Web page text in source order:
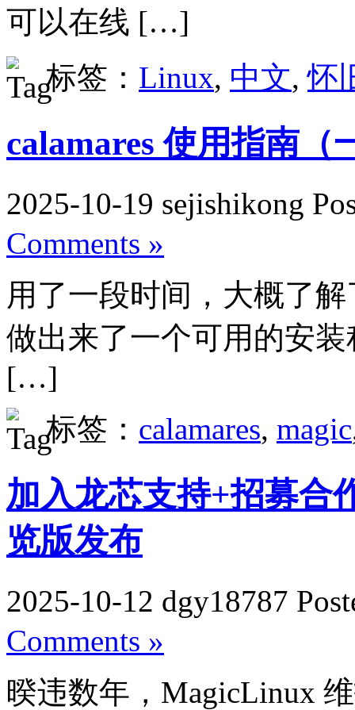
可以在线 […]
标签： Linux, 中文,怀
calamares 使用指南（
2025-10-19 sejishikong
Comments »
用了一段时间，大概了解
做出来了一个可用的安
[…]
标签： calamares, magic
加入龙芯支持+招募合
览版发布
2025-10-12 dgy18787
Comments »
暌违数年，MagicLinux